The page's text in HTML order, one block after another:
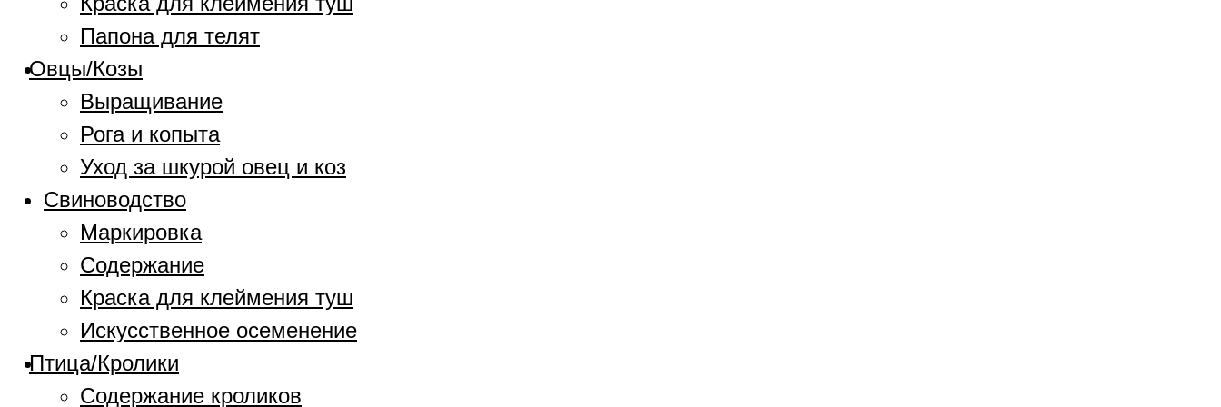
Папона для телят
Овцы/Козы
Выращивание
Рога и копыта
Уход за шкурой овец и коз
Свиноводство
Маркировка
Содержание
Краска для клеймения туш
Искусственное осеменение
Птица/Кролики
Содержание кроликов